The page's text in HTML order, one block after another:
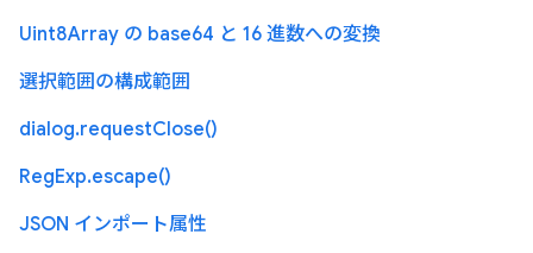
Uint8Array の base64 と 16 進数への変換
選択範囲の構成範囲
dialog.requestClose()
RegExp.escape()
JSON インポート属性